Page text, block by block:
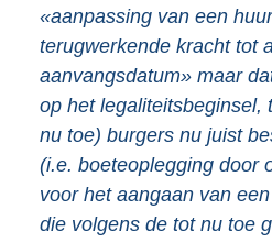
«aanpassing van een
terugwerkende kracht tot
aanvangsdatum» maar
op het legaliteitsbeginsel,
nu toe) burgers nu juist
(i.e. boeteoplegging door
voor het aangaan van
die volgens de tot nu toe